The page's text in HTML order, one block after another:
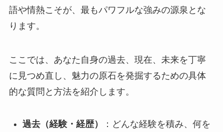
語や情熱こそが、最もパワフルな強みの源泉とな
ります。
ここでは、あなた自身の過去、現在、未来を丁寧
に見つめ直し、魅力の原石を発掘するための具体
的な質問と方法を紹介します。
過去（経験・経歴）
：どんな経験を積み、何を